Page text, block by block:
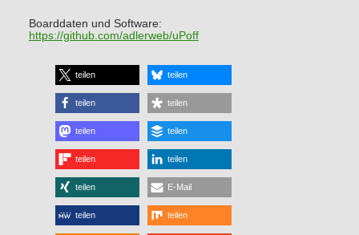
Boarddaten und Software:
https://github.com/adlerweb/uPoff
teilen teilen
teilen teilen
teilen teilen
teilen teilen
teilen E-Mail
teilen teilen